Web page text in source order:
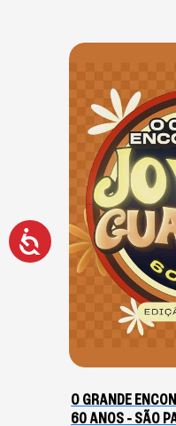
Acessibilidade
O GRANDE
60 ANOS - SÃO